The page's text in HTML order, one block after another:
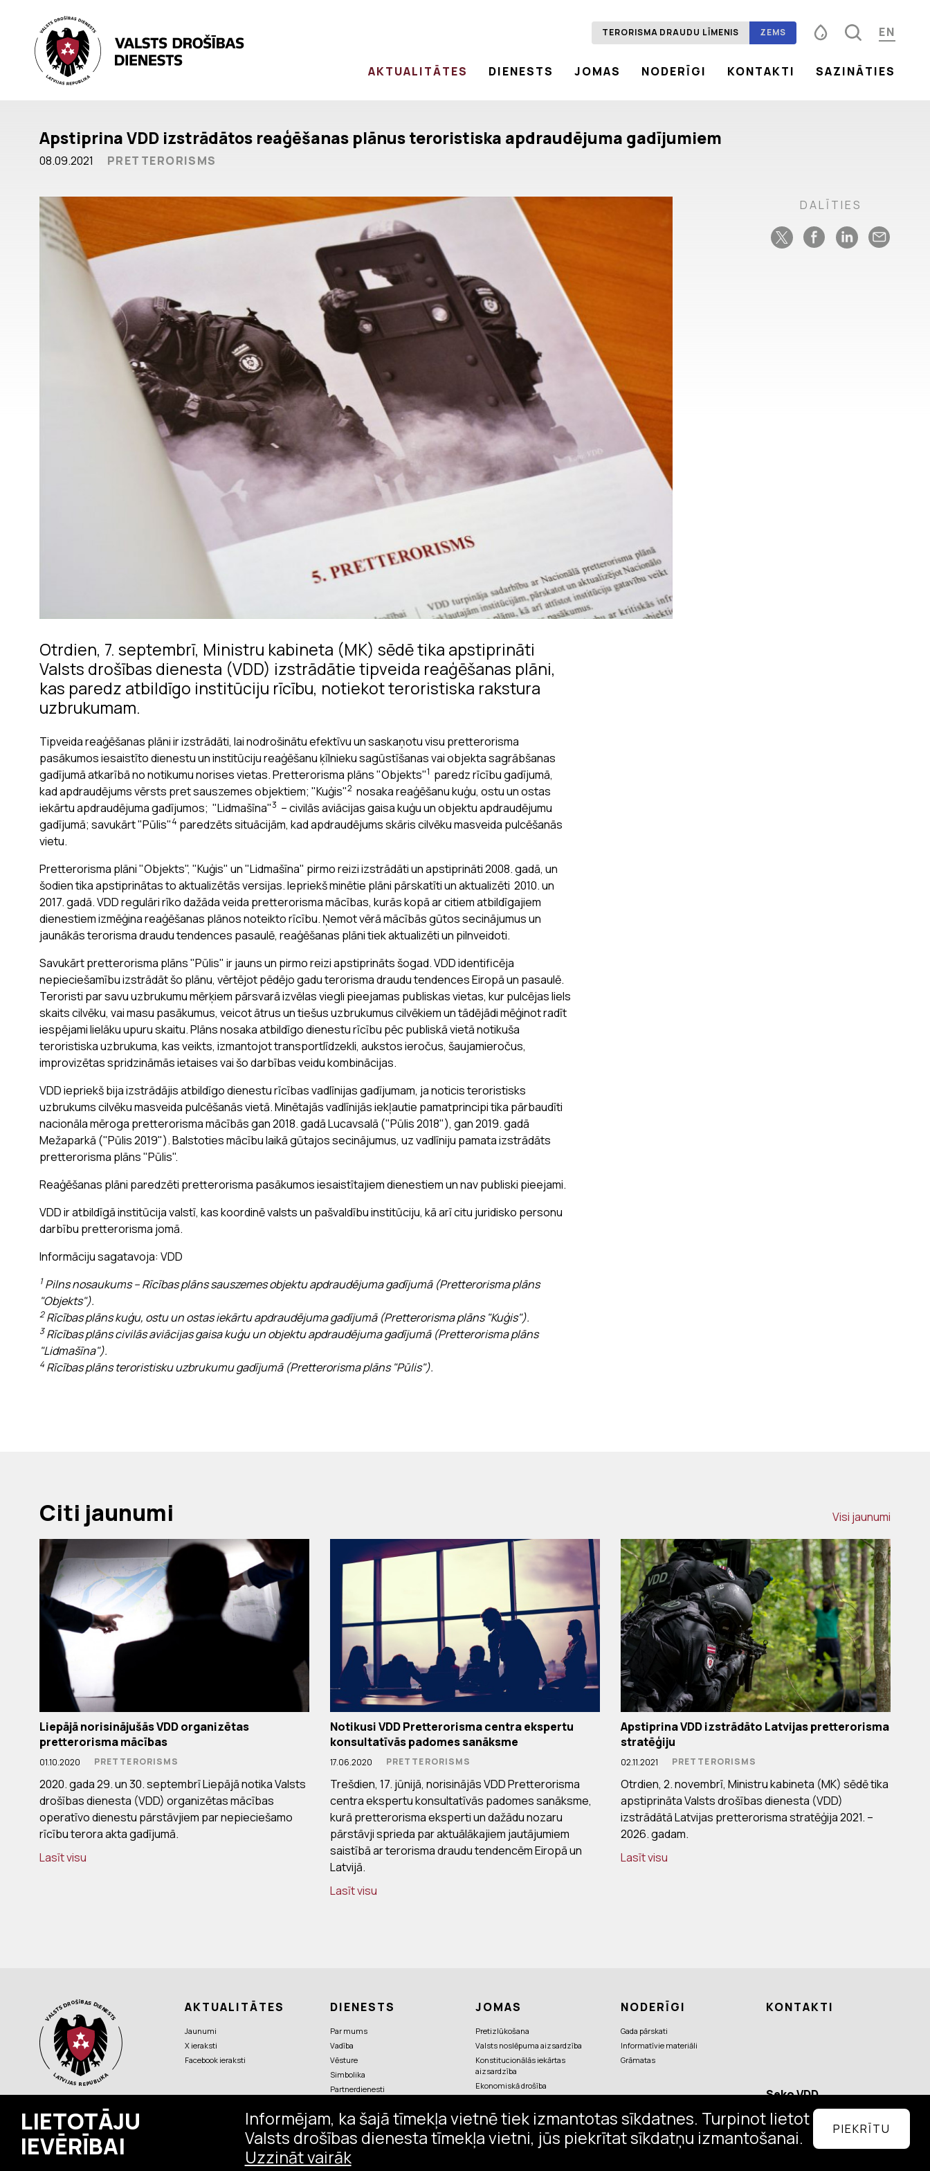
LIETOTĀJU
IEVĒRĪBAI
Informējam, ka šajā tīmekļa vietnē tiek izmantotas sīkdatnes. Turpinot lietot
Valsts drošības dienesta tīmekļa vietni, jūs piekrītat sīkdatņu izmantošanai.
Uzzināt vairāk
PIEKRĪTU
TERORISMA DRAUDU LĪMENIS ZEMS
Fonta izmērs
EN
AKTUALITĀTES DIENESTS JOMAS NODERĪGI KONTAKTI SAZINĀTIES
Apstiprina VDD izstrādātos reaģēšanas plānus teroristiska apdraudējuma gadījumiem
08.09.2021 PRETTERORISMS
Otrdien, 7. septembrī, Ministru kabineta (MK) sēdē tika apstiprināti
Valsts drošības dienesta (VDD) izstrādātie tipveida reaģēšanas plāni,
kas paredz atbildīgo institūciju rīcību, notiekot teroristiska rakstura
uzbrukumam.
Tipveida reaģēšanas plāni ir izstrādāti, lai nodrošinātu efektīvu un saskaņotu visu pretterorisma
pasākumos iesaistīto dienestu un institūciju reaģēšanu ķīlnieku sagūstīšanas vai objekta sagrābšanas
gadījumā atkarībā no notikumu norises vietas. Pretterorisma plāns "Objekts"1 paredz rīcību gadījumā,
kad apdraudējums vērsts pret sauszemes objektiem; "Kuģis"2 nosaka reaģēšanu kuģu, ostu un ostas
iekārtu apdraudējuma gadījumos; "Lidmašīna"3 – civilās aviācijas gaisa kuģu un objektu apdraudējumu
gadījumā; savukārt "Pūlis"4 paredzēts situācijām, kad apdraudējums skāris cilvēku masveida pulcēšanās
vietu.
Pretterorisma plāni "Objekts", "Kuģis" un "Lidmašīna" pirmo reizi izstrādāti un apstiprināti 2008. gadā, un
šodien tika apstiprinātas to aktualizētās versijas. Iepriekš minētie plāni pārskatīti un aktualizēti 2010. un
2017. gadā. VDD regulāri rīko dažāda veida pretterorisma mācības, kurās kopā ar citiem atbildīgajiem
dienestiem izmēģina reaģēšanas plānos noteikto rīcību. Ņemot vērā mācībās gūtos secinājumus un
jaunākās terorisma draudu tendences pasaulē, reaģēšanas plāni tiek aktualizēti un pilnveidoti.
Savukārt pretterorisma plāns "Pūlis" ir jauns un pirmo reizi apstiprināts šogad. VDD identificēja
nepieciešamību izstrādāt šo plānu, vērtējot pēdējo gadu terorisma draudu tendences Eiropā un pasaulē.
Teroristi par savu uzbrukumu mērķiem pārsvarā izvēlas viegli pieejamas publiskas vietas, kur pulcējas liels
skaits cilvēku, vai masu pasākumus, veicot ātrus un tiešus uzbrukumus cilvēkiem un tādējādi mēģinot radīt
iespējami lielāku upuru skaitu. Plāns nosaka atbildīgo dienestu rīcību pēc publiskā vietā notikuša
teroristiska uzbrukuma, kas veikts, izmantojot transportlīdzekli, aukstos ieročus, šaujamieročus,
improvizētas spridzināmās ietaises vai šo darbības veidu kombinācijas.
VDD iepriekš bija izstrādājis atbildīgo dienestu rīcības vadlīnijas gadījumam, ja noticis teroristisks
uzbrukums cilvēku masveida pulcēšanās vietā. Minētajās vadlīnijās iekļautie pamatprincipi tika pārbaudīti
nacionāla mēroga pretterorisma mācībās gan 2018. gadā Lucavsalā ("Pūlis 2018"), gan 2019. gadā
Mežaparkā ("Pūlis 2019"). Balstoties mācību laikā gūtajos secinājumus, uz vadlīniju pamata izstrādāts
pretterorisma plāns "Pūlis".
Reaģēšanas plāni paredzēti pretterorisma pasākumos iesaistītajiem dienestiem un nav publiski pieejami.
VDD ir atbildīgā institūcija valstī, kas koordinē valsts un pašvaldību institūciju, kā arī citu juridisko personu
darbību pretterorisma jomā.
Informāciju sagatavoja: VDD
1Pilns nosaukums – Rīcības plāns sauszemes objektu apdraudējuma gadījumā (Pretterorisma plāns
"Objekts").
2Rīcības plāns kuģu, ostu un ostas iekārtu apdraudējuma gadījumā (Pretterorisma plāns "Kuģis").
3Rīcības plāns civilās aviācijas gaisa kuģu un objektu apdraudējuma gadījumā (Pretterorisma plāns
"Lidmašīna").
4 Rīcības plāns teroristisku uzbrukumu gadījumā (Pretterorisma plāns "Pūlis").
DALĪTIES
Citi jaunumi Visi jaunumi
Liepājā norisinājušās VDD organizētas
pretterorisma mācības
01.10.2020 PRETTERORISMS
2020. gada 29. un 30. septembrī Liepājā notika Valsts
drošības dienesta (VDD) organizētas mācības
operatīvo dienestu pārstāvjiem par nepieciešamo
rīcību terora akta gadījumā.
Lasīt visu
Notikusi VDD Pretterorisma centra ekspertu
konsultatīvās padomes sanāksme
17.06.2020 PRETTERORISMS
Trešdien, 17. jūnijā, norisinājās VDD Pretterorisma
centra ekspertu konsultatīvās padomes sanāksme,
kurā pretterorisma eksperti un dažādu nozaru
pārstāvji sprieda par aktuālākajiem jautājumiem
saistībā ar terorisma draudu tendencēm Eiropā un
Latvijā.
Lasīt visu
Apstiprina VDD izstrādāto Latvijas pretterorisma
stratēģiju
02.11.2021 PRETTERORISMS
Otrdien, 2. novembrī, Ministru kabineta (MK) sēdē tika
apstiprināta Valsts drošības dienesta (VDD)
izstrādātā Latvijas pretterorisma stratēģija 2021. –
2026. gadam.
Lasīt visu
© Valsts drošības dienests, 2026.
Visas tiesības aizsargātas.
AKTUALITĀTES
Jaunumi
X ieraksti
Facebook ieraksti
DIENESTS
Par mums
Vadība
Vēsture
Simbolika
Partnerdienesti
JOMAS
Pretizlūkošana
Valsts noslēpuma aizsardzība
Konstitucionālās iekārtas
aizsardzība
Ekonomiskā drošība
Valsts augstāko amatpersonu
aizsardzība
Pirmstiesas izmeklēšana
NODERĪGI
Gada pārskati
Informatīvie materiāli
Grāmatas
KONTAKTI
Seko VDD
aktualitātēm